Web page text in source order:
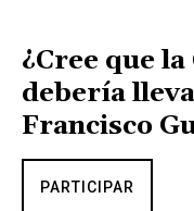
¿Cree que
debería
Francisco
PARTICIPAR